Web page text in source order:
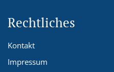
Rechtliches
Kontakt
Impressum